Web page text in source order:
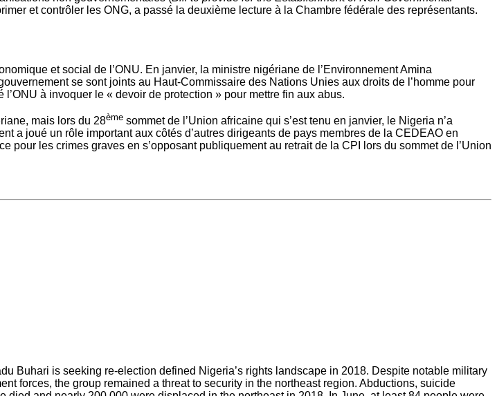
et contrôler les ONG, a passé la deuxième lecture à la Chambre fédérale des représentants.
et social de l’ONU. En janvier, la ministre nigériane de l’Environnement Amina
se sont joints au Haut-Commissaire des Nations Unies aux droits de l’homme pour
à invoquer le « devoir de protection » pour mettre fin aux abus.
mais lors du 28ème sommet de l’Union africaine qui s’est tenu en janvier, le Nigeria n’a
a joué un rôle important aux côtés d’autres dirigeants de pays membres de la CEDEAO en
les crimes graves en s’opposant publiquement au retrait de la CPI lors du sommet de l’Union
Buhari is seeking re-election defined Nigeria’s rights landscape in 2018. Despite notable military
forces, the group remained a threat to security in the northeast region. Abductions, suicide